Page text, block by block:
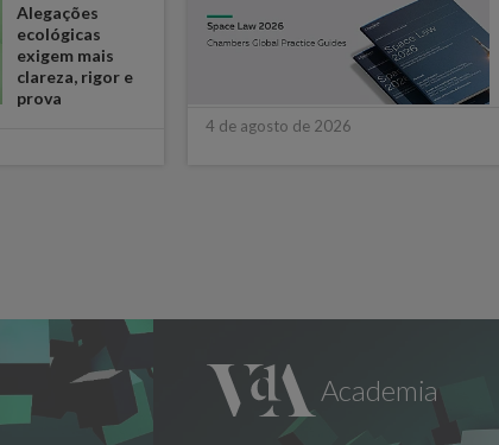
Alegações
ecológicas
exigem mais
clareza, rigor e
prova
4 de agosto de 2026